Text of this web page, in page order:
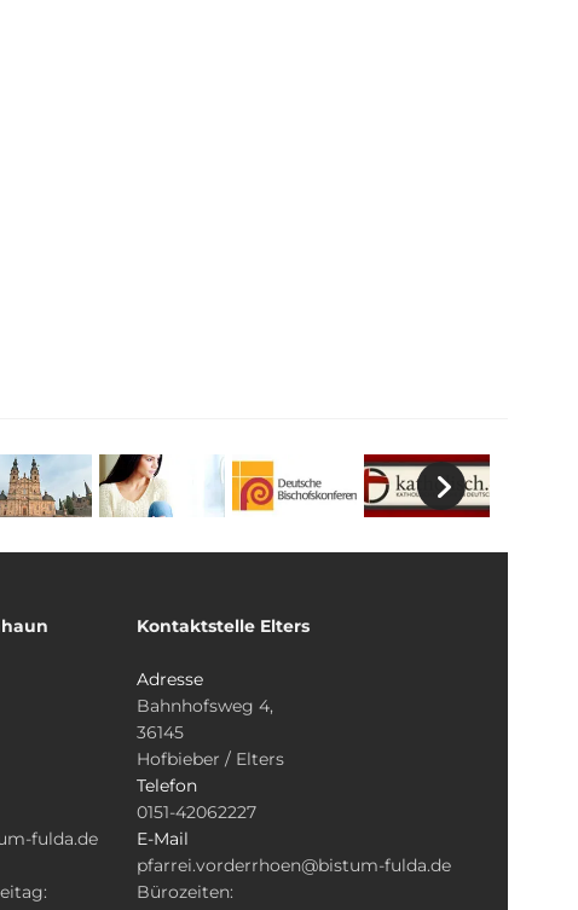
fulda.de
Kontaktstelle Elters
Adresse
Bahnhofsweg 4,
36145
Hofbieber / Elters
Telefon
0151-42062227
E-Mail
pfarrei.vorderrhoen@bistum-fulda.de
Bürozeiten: